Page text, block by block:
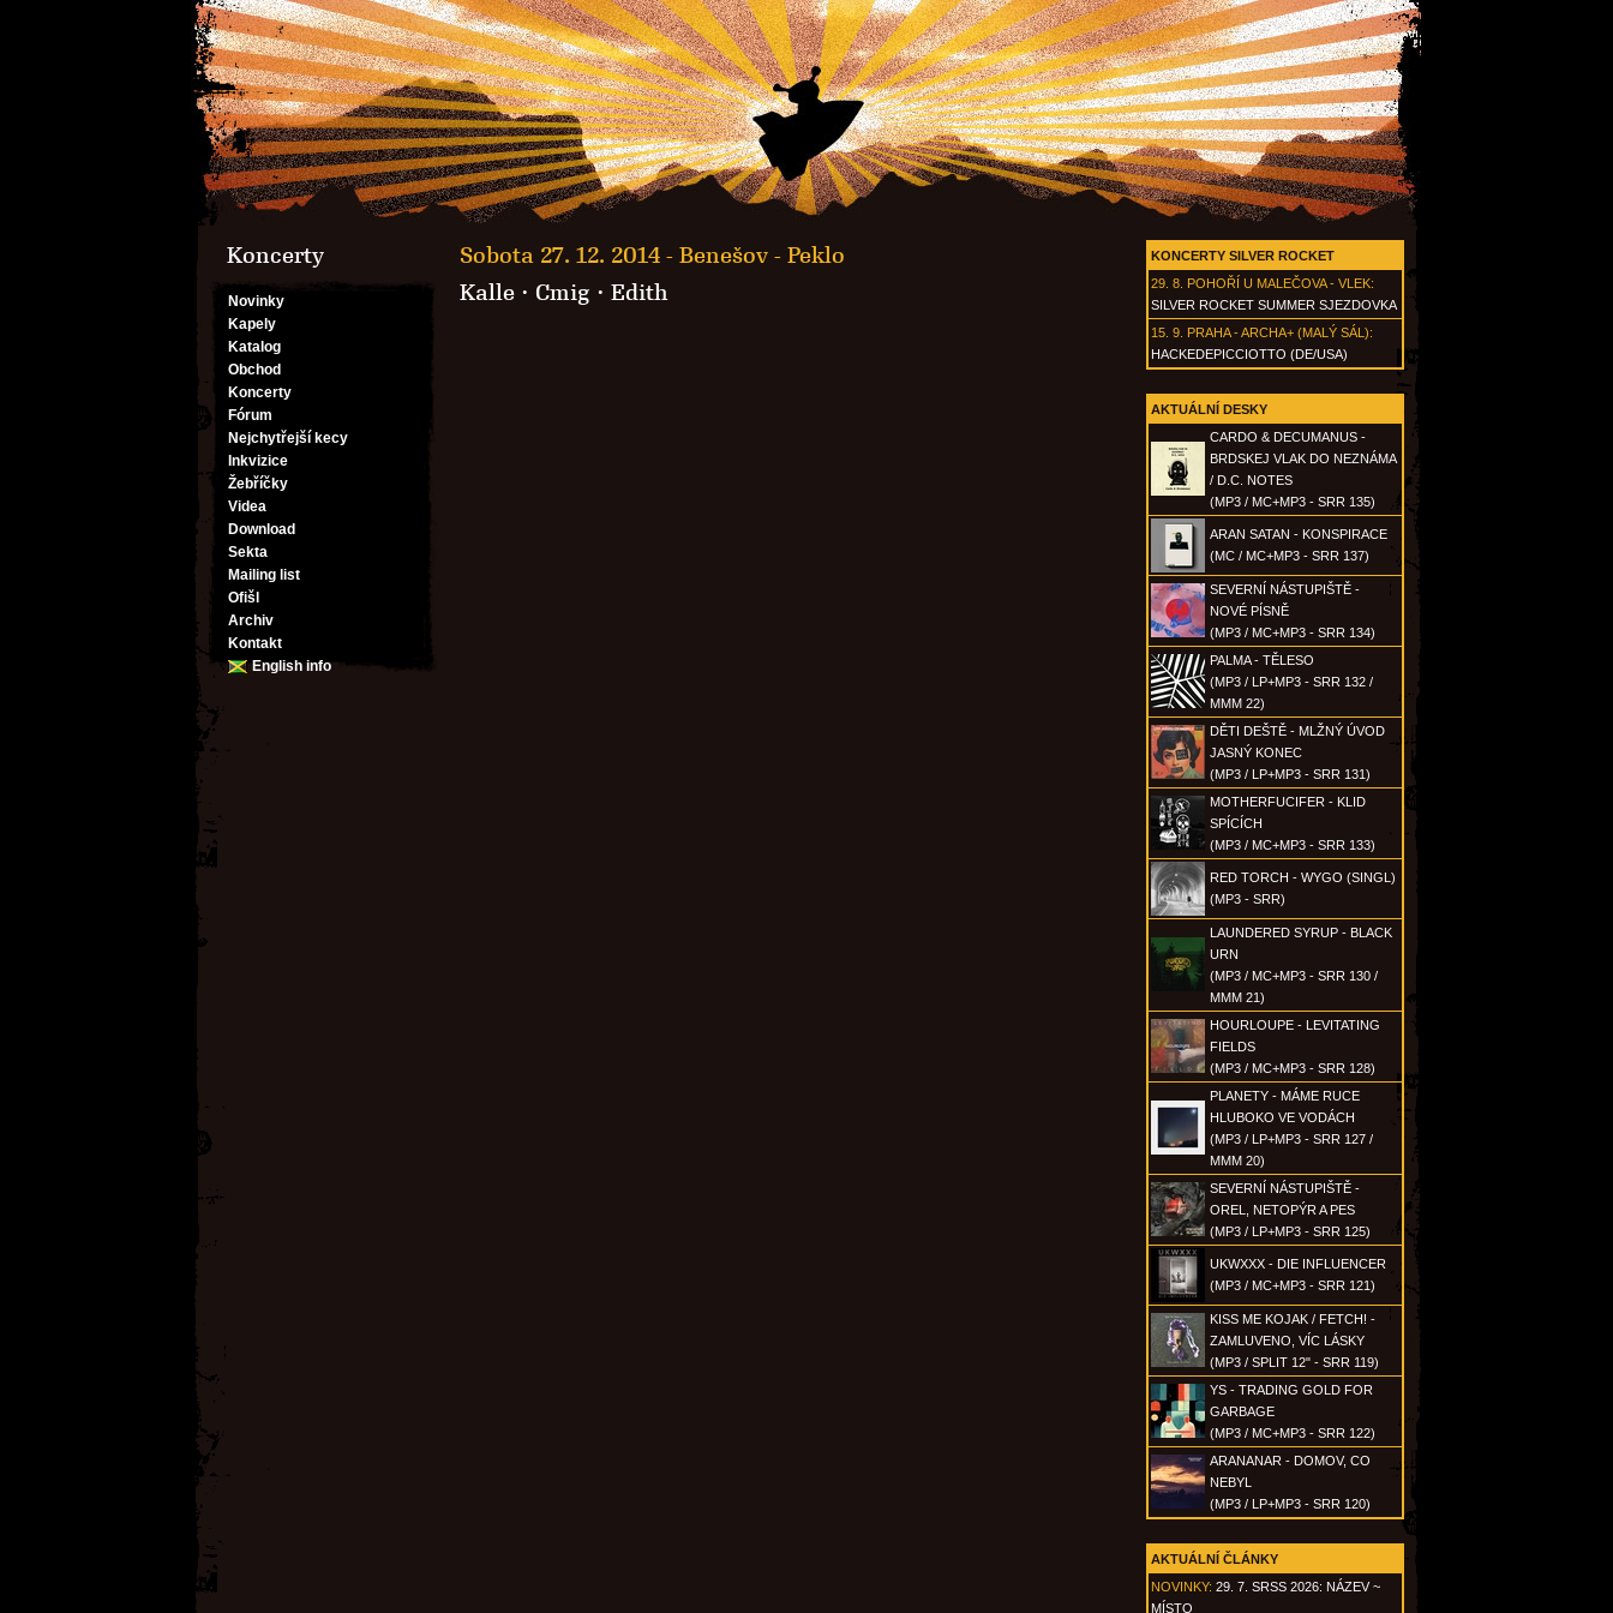
Koncerty
Novinky
Kapely
Katalog
Obchod
Koncerty
Fórum
Nejchytřejší kecy
Inkvizice
Žebříčky
Videa
Download
Sekta
Mailing list
Ofišl
Archiv
Kontakt
English info
KONCERTY SILVER ROCKET
29. 8. POHOŘÍ U MALEČOVA - VLEK:
SILVER ROCKET SUMMER SJEZDOVKA
15. 9. PRAHA - ARCHA+ (MALÝ SÁL):
HACKEDEPICCIOTTO (DE/USA)
AKTUÁLNÍ DESKY
CARDO & DECUMANUS -
BRDSKEJ VLAK DO NEZNÁMA
/ D.C. NOTES
(MP3 / MC+MP3 - SRR 135)
ARAN SATAN - KONSPIRACE
(MC / MC+MP3 - SRR 137)
SEVERNÍ NÁSTUPIŠTĚ -
NOVÉ PÍSNĚ
(MP3 / MC+MP3 - SRR 134)
PALMA - TĚLESO
(MP3 / LP+MP3 - SRR 132 /
MMM 22)
DĚTI DEŠTĚ - MLŽNÝ ÚVOD
JASNÝ KONEC
(MP3 / LP+MP3 - SRR 131)
MOTHERFUCIFER - KLID
SPÍCÍCH
(MP3 / MC+MP3 - SRR 133)
RED TORCH - WYGO (SINGL)
(MP3 - SRR)
LAUNDERED SYRUP - BLACK
URN
(MP3 / MC+MP3 - SRR 130 /
MMM 21)
HOURLOUPE - LEVITATING
FIELDS
(MP3 / MC+MP3 - SRR 128)
PLANETY - MÁME RUCE
HLUBOKO VE VODÁCH
(MP3 / LP+MP3 - SRR 127 /
MMM 20)
SEVERNÍ NÁSTUPIŠTĚ -
OREL, NETOPÝR A PES
(MP3 / LP+MP3 - SRR 125)
UKWXXX - DIE INFLUENCER
(MP3 / MC+MP3 - SRR 121)
KISS ME KOJAK / FETCH! -
ZAMLUVENO, VÍC LÁSKY
(MP3 / SPLIT 12" - SRR 119)
YS - TRADING GOLD FOR
GARBAGE
(MP3 / MC+MP3 - SRR 122)
ARANANAR - DOMOV, CO
NEBYL
(MP3 / LP+MP3 - SRR 120)
AKTUÁLNÍ ČLÁNKY
NOVINKY: 29. 7. SRSS 2026: NÁZEV ~
MÍSTO
Sobota 27. 12. 2014 - Benešov - Peklo
Kalle · Cmig · Edith